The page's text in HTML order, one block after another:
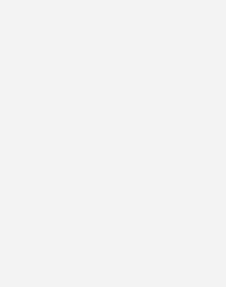
und eine
Wärmepumpe airH2O 800
verfügbar. Sie
das Heizen und Kühlen
liegt bei bis zu 75 °C, was
ermöglicht.
Serien airHome 400,